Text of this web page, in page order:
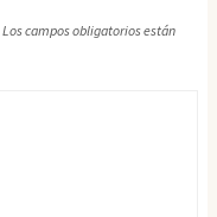
Los campos obligatorios están